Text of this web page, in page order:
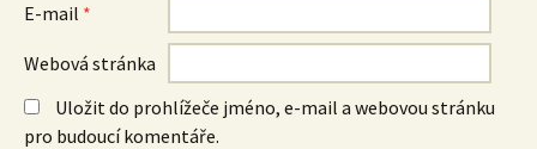
E-mail *
Webová stránka
Uložit do prohlížeče jméno, e-mail a webovou stránku
pro budoucí komentáře.